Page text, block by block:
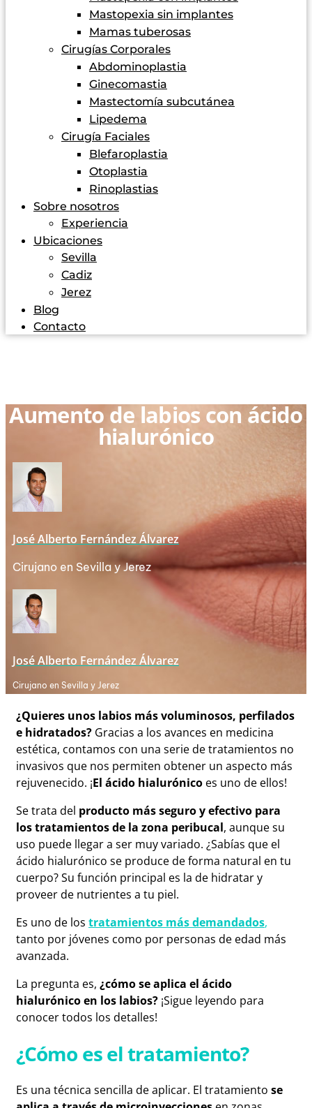
Mastopexia sin implantes
Mamas tuberosas
Cirugías Corporales
Abdominoplastia
Ginecomastia
Mastectomía subcutánea
Lipedema
Cirugía Faciales
Blefaroplastia
Otoplastia
Rinoplastias
Sobre nosotros
Experiencia
Ubicaciones
Sevilla
Cadiz
Jerez
Blog
Contacto
Aumento de labios con ácido
hialurónico
José Alberto Fernández Álvarez
Cirujano en Sevilla y Jerez
José Alberto Fernández Álvarez
Cirujano en Sevilla y Jerez
¿Quieres unos labios más voluminosos, perfilados
e hidratados? Gracias a los avances en medicina
estética, contamos con una serie de tratamientos no
invasivos que nos permiten obtener un aspecto más
rejuvenecido. ¡El ácido hialurónico es uno de ellos!
Se trata del producto más seguro y efectivo para
los tratamientos de la zona peribucal, aunque su
uso puede llegar a ser muy variado. ¿Sabías que el
ácido hialurónico se produce de forma natural en tu
cuerpo? Su función principal es la de hidratar y
proveer de nutrientes a tu piel.
Es uno de los tratamientos más demandados,
tanto por jóvenes como por personas de edad más
avanzada.
La pregunta es, ¿cómo se aplica el ácido
hialurónico en los labios? ¡Sigue leyendo para
conocer todos los detalles!
¿Cómo es el tratamiento?
Es una técnica sencilla de aplicar. El tratamiento se